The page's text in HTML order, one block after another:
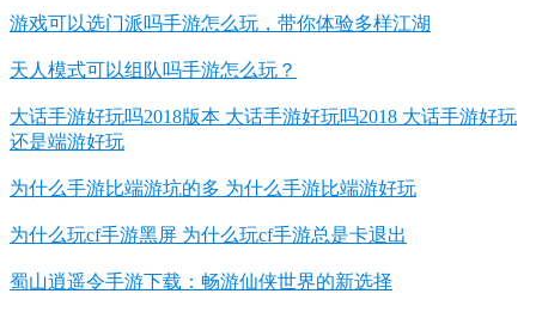
游戏可以选门派吗手游怎么玩，带你体验多样江湖
天人模式可以组队吗手游怎么玩？
大话手游好玩吗2018版本 大话手游好玩吗2018 大话手游好玩
还是端游好玩
为什么手游比端游坑的多 为什么手游比端游好玩
为什么玩cf手游黑屏 为什么玩cf手游总是卡退出
蜀山逍遥令手游下载：畅游仙侠世界的新选择